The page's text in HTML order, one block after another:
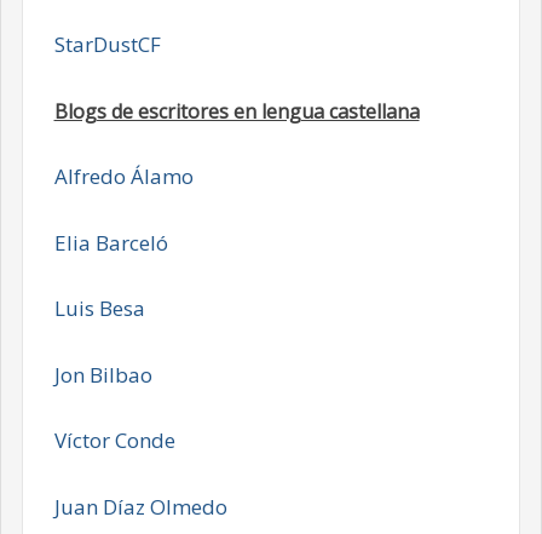
StarDustCF
Blogs de escritores en lengua castellana
Alfredo Álamo
Elia Barceló
Luis Besa
Jon Bilbao
Víctor Conde
Juan Díaz Olmedo